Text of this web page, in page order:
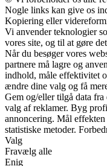
Nogle links kan give os
Kopiering eller
Vi anvender teknologier
vores site, og til at gøre
Når du besøger vores
partnere må lagre og
indhold, måle effektivitet
ændre dine valg og få
Gem og/eller tilgå data
valg af reklamer. Byg
annoncering. Mål
statistiske metoder.
Valg
Fravælg alle
Enig